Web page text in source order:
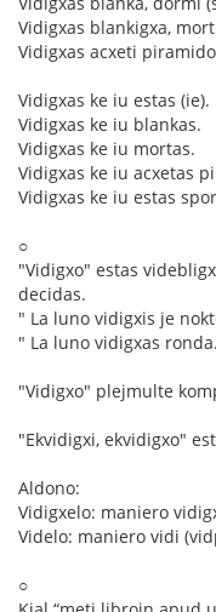
Vidigxas blankigxa,
Vidigxas acxeti
Vidigxas ke iu estas (ie).
Vidigxas ke iu blankas.
Vidigxas ke iu mortas.
Vidigxas ke iu acxetas
Vidigxas ke iu estas
○
"Vidigxo" estas
decidas.
" La luno vidigxis je
" La luno vidigxas ronda.
"Vidigxo" plejmulte
"Ekvidigxi, ekvidigxo"
Aldono:
Vidigxelo: maniero
Videlo: maniero vidi
○